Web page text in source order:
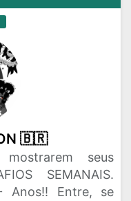
🇧🇷
seus
SEMANAIS.
Anos!! Entre, se